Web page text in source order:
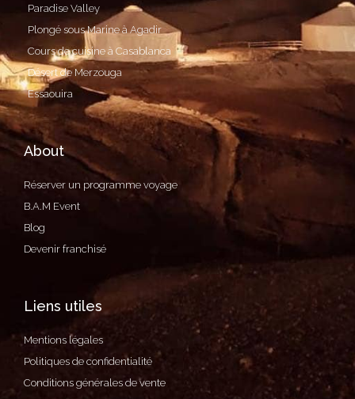
Paradise Valley
Plongé sous Marine à Agadir
Cours de cuisine à Casablanca
Désert de Merzouga
Essaouira
About
Réserver un programme voyage
B.A.M Event
Blog
Devenir franchisé
Liens utiles
Mentions légales
Politiques de confidentialité
Conditions générales de vente